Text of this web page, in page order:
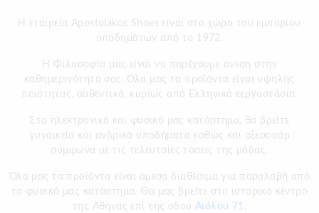
Η εταιρεία Apostolakos Shoes είναι στο χώρο του εμπορίου
υποδημάτων από το 1972.
H Φιλοσοφία μας είναι να παρέχουμε άνεση στην
καθημερινότητα σας. Όλα μας τα προϊόντα είναι υψηλής
ποιότητας, αυθεντικά, κυρίως από Ελληνικά εεργοστάσια.
Στο ηλεκτρονικό και φυσικό μας κατάστημα, θα βρείτε
γυναικεία και ανδρικά υποδήματα καθώς και αξεσουάρ
σύμφωνα με τις τελευταίες τάσεις της μόδας.
Όλα μας τα προϊόντα είναι άμεσα διαθέσιμα για παραλαβή από
το φυσικό μας κατάστημα. Θα μας βρείτε στο ιστορικό κέντρο
της Αθήνας επί της οδού Αιόλου 71.